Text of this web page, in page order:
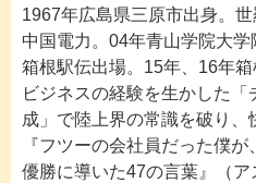
1967年広島県三原市出身。世
中国電力。04年青山学院大
箱根駅伝出場。15年、16年箱
ビジネスの経験を生かした
成」で陸上界の常識を破り、
『フツーの会社員だった僕
優勝に導いた47の言葉』（ア